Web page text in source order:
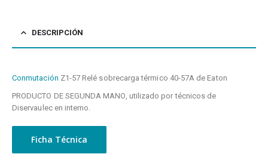
DESCRIPCIÓN
Conmutación Z1-57 Relé sobrecarga térmico 40-57A de Eaton
PRODUCTO DE SEGUNDA MANO, utilizado por técnicos de
Diservaulec en interno.
Ficha Técnica